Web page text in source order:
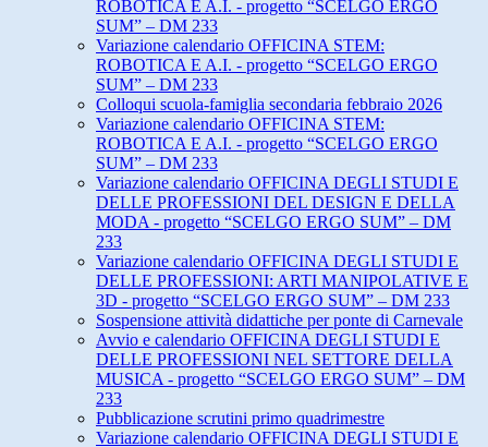
ROBOTICA E A.I. - progetto “SCELGO ERGO
SUM” – DM 233
Variazione calendario OFFICINA STEM:
ROBOTICA E A.I. - progetto “SCELGO ERGO
SUM” – DM 233
Colloqui scuola-famiglia secondaria febbraio 2026
Variazione calendario OFFICINA STEM:
ROBOTICA E A.I. - progetto “SCELGO ERGO
SUM” – DM 233
Variazione calendario OFFICINA DEGLI STUDI E
DELLE PROFESSIONI DEL DESIGN E DELLA
MODA - progetto “SCELGO ERGO SUM” – DM
233
Variazione calendario OFFICINA DEGLI STUDI E
DELLE PROFESSIONI: ARTI MANIPOLATIVE E
3D - progetto “SCELGO ERGO SUM” – DM 233
Sospensione attività didattiche per ponte di Carnevale
Avvio e calendario OFFICINA DEGLI STUDI E
DELLE PROFESSIONI NEL SETTORE DELLA
MUSICA - progetto “SCELGO ERGO SUM” – DM
233
Pubblicazione scrutini primo quadrimestre
Variazione calendario OFFICINA DEGLI STUDI E